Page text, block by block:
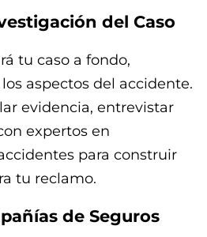
del Caso
tu caso a fondo,
aspectos del accidente.
evidencia, entrevistar
expertos en
para construir
tu reclamo.
de Seguros